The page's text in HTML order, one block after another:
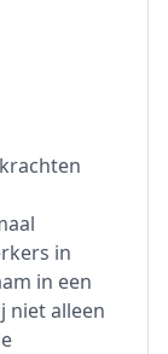
in
in een
niet alleen